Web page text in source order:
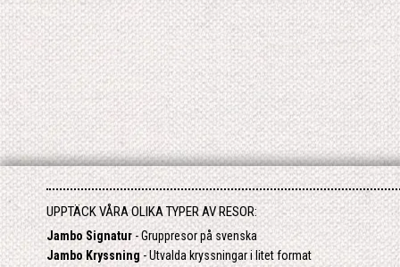
UPPTÄCK VÅRA OLIKA TYPER AV RESOR:
Jambo Signatur- Gruppresor på svenska
Jambo Kryssning - Utvalda kryssningar i litet format